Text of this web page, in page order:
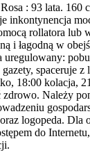
: 93 lata. 160
inkontynencja
rollatora lub
i łagodną w
uregulowany:
spaceruje z
18:00 kolacja,
zdrowo. Należy
logopeda. Dla
do